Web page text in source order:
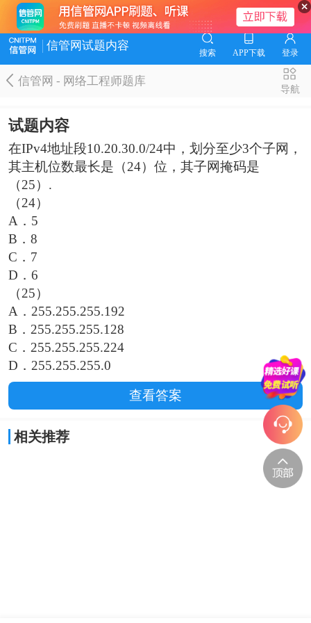
信管网试题内容
搜索 APP下载 登录
信管网 - 网络工程师题库
导航
试题内容
在IPv4地址段10.20.30.0/24中，划分至少3个子网，
其主机位数最长是（24）位，其子网掩码是
（25）.
（24）
A．5
B．8
C．7
D．6
（25）
A．255.255.255.192
B．255.255.255.128
C．255.255.255.224
D．255.255.255.0
查看答案
相关推荐